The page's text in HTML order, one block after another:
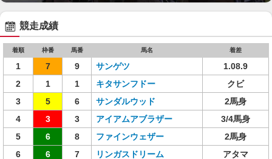
競走成績
着順 枠番 馬番 馬名 着差
1 7 9 サンゲツ
1.08.9
2
1 1 キタサンフドー
クビ
3
5 6 サンダルウッド
2馬身
4
3 3 アイアムアブラザー
3/4馬身
5
6 8 ファインウェザー
2馬身
6
6 7 リンガスドリーム
アタマ